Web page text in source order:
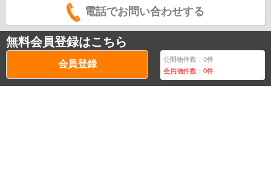
電話でお問い合わせする
無料会員登録はこちら
会員登録 公開物件数：0件
会員物件数：0件